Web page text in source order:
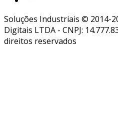
Soluções Industriais © 2014-
Digitais LTDA - CNPJ:
direitos reservados